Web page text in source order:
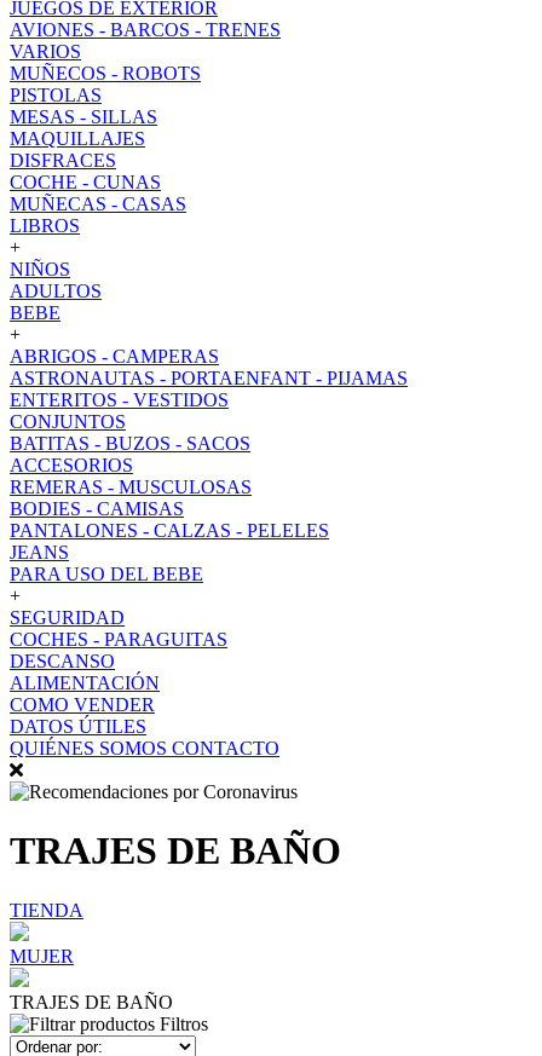
JUEGOS DE EXTERIOR
AVIONES - BARCOS - TRENES
VARIOS
MUÑECOS - ROBOTS
PISTOLAS
MESAS - SILLAS
MAQUILLAJES
DISFRACES
COCHE - CUNAS
MUÑECAS - CASAS
LIBROS
+
NIÑOS
ADULTOS
BEBE
+
ABRIGOS - CAMPERAS
ASTRONAUTAS - PORTAENFANT - PIJAMAS
ENTERITOS - VESTIDOS
CONJUNTOS
BATITAS - BUZOS - SACOS
ACCESORIOS
REMERAS - MUSCULOSAS
BODIES - CAMISAS
PANTALONES - CALZAS - PELELES
JEANS
PARA USO DEL BEBE
+
SEGURIDAD
COCHES - PARAGUITAS
DESCANSO
ALIMENTACIÓN
COMO VENDER
DATOS ÚTILES
QUIÉNES SOMOS CONTACTO
TRAJES DE BAÑO
TIENDA
MUJER
TRAJES DE BAÑO
Filtros